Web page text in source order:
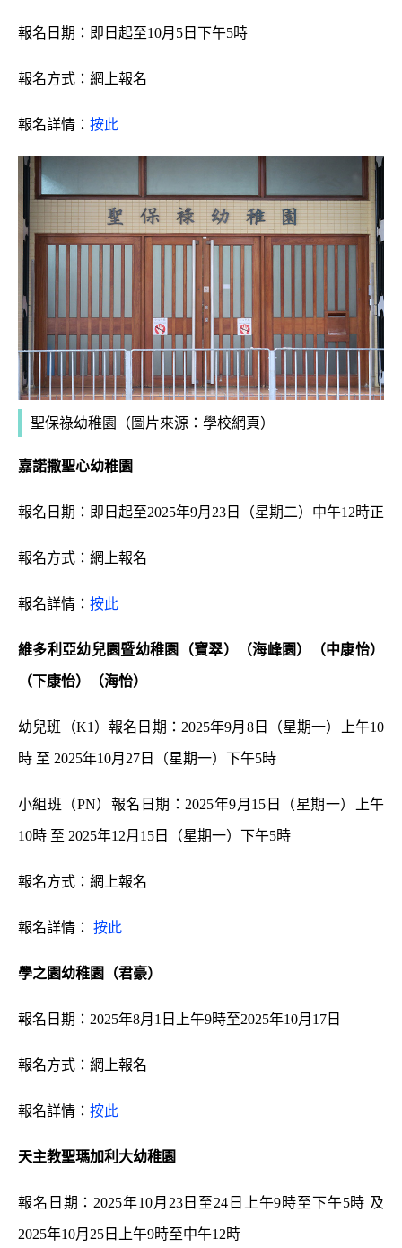
報名日期：即日起至10月5日下午5時
報名方式：網上報名
報名詳情： 按此
聖保祿幼稚園 （圖片來源：學校網頁）
嘉諾撒聖心幼稚園
報名日期：即日起至2025年9月23日（星期二）中午12時正
報名方式：網上報名
報名詳情： 按此
維多利亞幼兒園暨幼稚園（寶翠）（海峰園）（中康怡）
（下康怡）（海怡）
幼兒班（K1）報名日期：2025年9月8日（星期一）上午10
時 至 2025年10月27日（星期一）下午5時
小組班（PN）報名日期：2025年9月15日（星期一）上午
10時 至 2025年12月15日（星期一）下午5時
報名方式：網上報名
報名詳情： 按此
學之園幼稚園（君豪）
報名日期：2025年8月1日上午9時至2025年10月17日
報名方式：網上報名
報名詳情： 按此
天主教聖瑪加利大幼稚園
報名日期： 2025年10月23日至24日上午9時至下午5時 及
2025年10月25日上午9時至中午12時